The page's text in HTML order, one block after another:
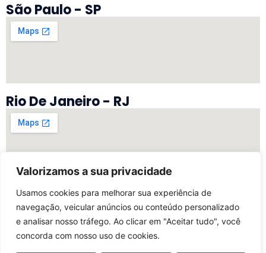
Valorizamos a sua privacidade
Usamos cookies para melhorar sua experiência de
navegação, veicular anúncios ou conteúdo personalizado
e analisar nosso tráfego. Ao clicar em "Aceitar tudo", você
concorda com nosso uso de cookies.
São Paulo - SP
Rio De Janeiro - RJ
Vitória - ES